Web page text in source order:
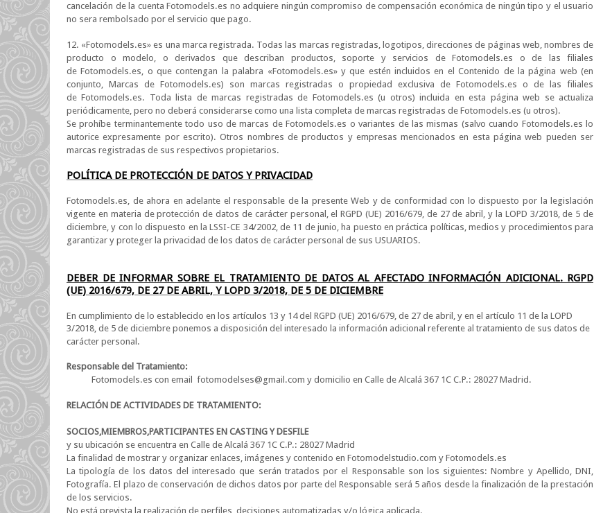
cancelación de la cuenta Fotomodels.es no adquiere ningún compromiso de compensación económica de ningún tipo y el usuario
no sera rembolsado por el servicio que pago.
12. «Fotomodels.es» es una marca registrada. Todas las marcas registradas, logotipos, direcciones de páginas web, nombres de
producto o modelo, o derivados que describan productos, soporte y servicios deFotomodels.es o de las filiales
deFotomodels.es, o que contengan la palabra «Fotomodels.es» y que estén incluidos en el Contenido de la página web (en
conjunto, Marcas deFotomodels.es) son marcas registradas o propiedad exclusiva deFotomodels.es o de las filiales
deFotomodels.es. Toda lista de marcas registradas de Fotomodels.es (u otros) incluida en esta página web se actualiza
periódicamente, pero no deberá considerarse como una lista completa de marcas registradas de Fotomodels.es (u otros).
Se prohíbe terminantemente todo uso de marcas deFotomodels.es o variantes de las mismas (salvo cuando Fotomodels.es lo
autorice expresamente por escrito).Otros nombres de productos y empresas mencionados en esta página web pueden ser
marcas registradas de sus respectivos propietarios.
POLÍTICA DE PROTECCIÓN DE DATOS Y PRIVACIDAD
Fotomodels.es, de ahora en adelante el responsable de la presente Web y de conformidad con lo dispuesto por la legislación
vigente en materia de protección de datos de carácter personal, el RGPD (UE) 2016/679, de 27 de abril, y la LOPD 3/2018, de 5 de
diciembre, y con lo dispuesto en la LSSI-CE 34/2002, de 11 de junio, ha puesto en práctica políticas, medios y procedimientos para
garantizar y proteger la privacidad de los datos de carácter personal de sus USUARIOS.
DEBER DE INFORMAR SOBRE EL TRATAMIENTO DE DATOS AL AFECTADO INFORMACIÓN ADICIONAL. RGPD
(UE) 2016/679, DE 27 DE ABRIL, Y LOPD 3/2018, DE 5 DE DICIEMBRE
En cumplimiento de lo establecido en los artículos 13 y 14 del RGPD (UE) 2016/679, de 27 de abril, y en el artículo 11 de la LOPD
3/2018, de 5 de diciembre ponemos a disposición del interesado la información adicional referente al tratamiento de sus datos de
carácter personal.
Responsable del Tratamiento:
Fotomodels.es con email
fotomodelses@gmail.com y domicilio en Calle de Alcalá 367 1C C.P.: 28027 Madrid.
RELACIÓN DE ACTIVIDADES DE TRATAMIENTO:
SOCIOS,MIEMBROS,PARTICIPANTES EN CASTING Y DESFILE
y su ubicación se encuentra en Calle de Alcalá 367 1C C.P.: 28027 Madrid
La finalidad de mostrar y organizar enlaces, imágenes y contenido en Fotomodelstudio.com y Fotomodels.es
La tipología de los datos del interesado que serán tratados por el Responsable son los siguientes: Nombre y Apellido, DNI,
Fotografía. El plazo de conservación de dichos datos por parte del Responsable será 5 años desde la finalización de la prestación
de los servicios.
No está prevista la realización de perfiles, decisiones automatizadas y/o lógica aplicada.